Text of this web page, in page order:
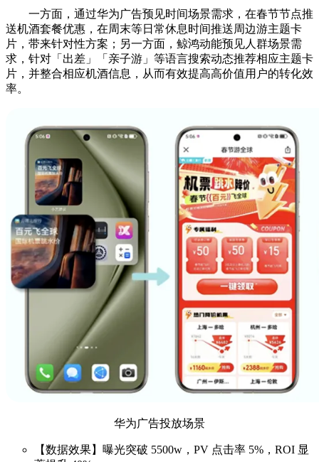
一方面，通过华为广告预见时间场景需求，在春节节点推
送机酒套餐优惠，在周末等日常休息时间推送周边游主题卡
片，带来针对性方案；另一方面，鲸鸿动能预见人群场景需
求，针对「出差」「亲子游」等语言搜索动态推荐相应主题卡
片，并整合相应机酒信息，从而有效提高高价值用户的转化效
率。
华为广告投放场景
【数据效果】曝光突破 5500w，PV 点击率 5%，ROI 显